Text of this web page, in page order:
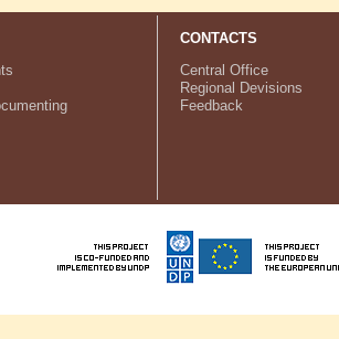
CONTACTS
Central Office
Regional Devisions
Feedback